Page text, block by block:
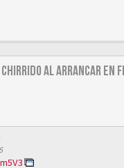
chirrido al arrancar en